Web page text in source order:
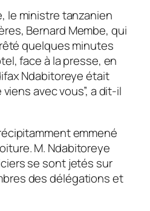
le ministre tanzanien
Bernard Membe, qui
quelques minutes
face à la presse, en
Ndabitoreye était
avec vous”, a dit-il
emmené
M. Ndabitoreye
se sont jetés sur
des délégations et